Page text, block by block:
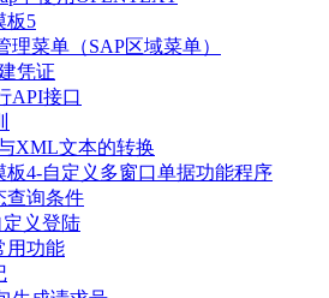
板5
理菜单（SAP区域菜单）
凭证
API接口
XML文本的转换
板4-自定义多窗口单据功能程序
查询条件
定义登陆
用功能